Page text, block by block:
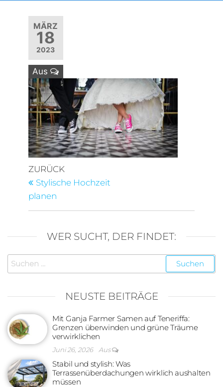
MÄRZ
18
2023
Aus
Beitragsnavigation
Vorheriger
Beitrag
ZURÜCK
Stylische Hochzeit
planen
WER SUCHT, DER FINDET:
Suchen
nach:
NEUSTE BEITRÄGE
Mit Ganja Farmer Samen auf Teneriffa:
Grenzen überwinden und grüne Träume
verwirklichen
Juni 26, 2026 Aus
Stabil und stylish: Was
Terrassenüberdachungen wirklich aushalten
müssen